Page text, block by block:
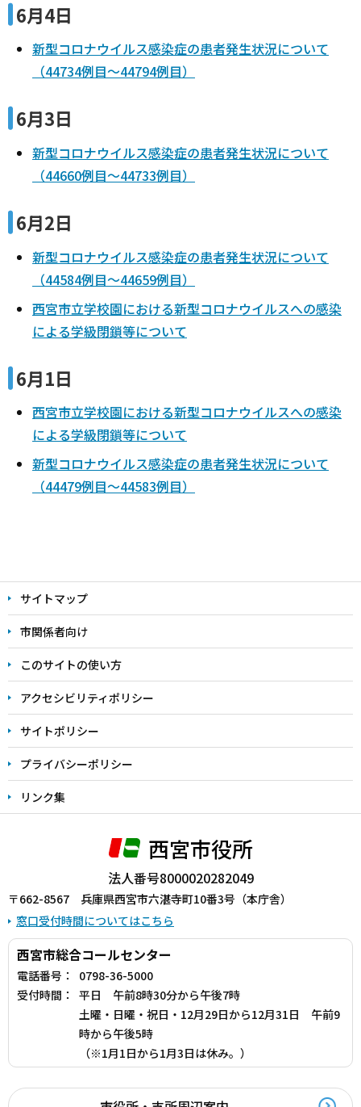
6月4日
新型コロナウイルス感染症の患者発生状況について
（44734例目～44794例目）
6月3日
新型コロナウイルス感染症の患者発生状況について
（44660例目～44733例目）
6月2日
新型コロナウイルス感染症の患者発生状況について
（44584例目～44659例目）
西宮市立学校園における新型コロナウイルスへの感染
による学級閉鎖等について
6月1日
西宮市立学校園における新型コロナウイルスへの感染
による学級閉鎖等について
新型コロナウイルス感染症の患者発生状況について
（44479例目～44583例目）
文
こ
こ
ま
で
サイトマップ
市関係者向け
このサイトの使い方
アクセシビリティポリシー
サイトポリシー
プライバシーポリシー
リンク集
西宮市役所
法人番号8000020282049
〒662-8567 兵庫県西宮市六湛寺町10番3号（本庁舎）
窓口受付時間についてはこちら
西宮市総合コールセンター
電話番号：
0798-36-5000
受付時間：
平日 午前8時30分から午後7時
土曜・日曜・祝日・12月29日から12月31日 午前9
時から午後5時
（※1月1日から1月3日は休み。）